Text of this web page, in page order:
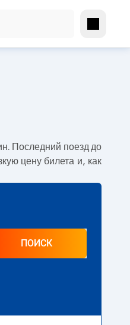
Последний поезд до
цену билета и, как
ПОИСК